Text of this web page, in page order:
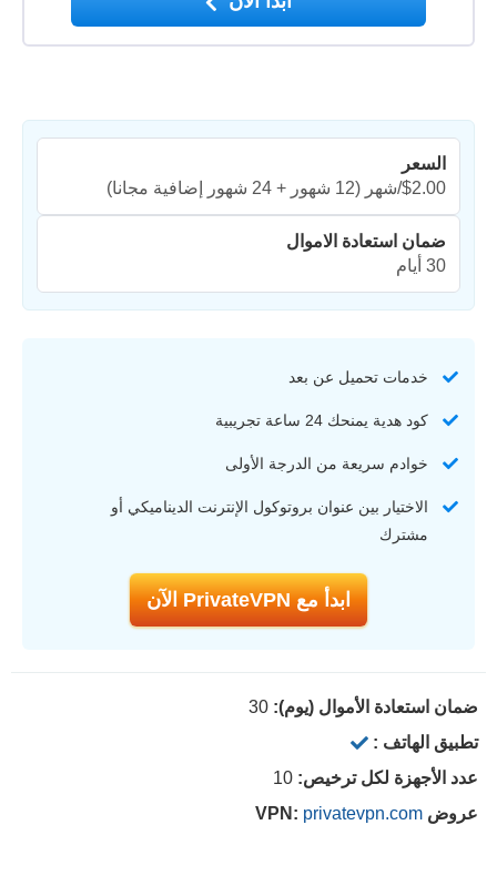
السعر
$2.00/شهر
(12 شهور + 24 شهور إضافية مجانا)
ضمان استعادة الاموال
30 أيام
خدمات تحميل عن بعد
كود هدية يمنحك 24 ساعة تجريبية
خوادم سريعة من الدرجة الأولى
الاختيار بين عنوان بروتوكول الإنترنت الديناميكي أو
مشترك
ابدأ مع PrivateVPN الآن
ضمان استعادة الأموال (يوم): 30
تطبيق الهاتف :
عدد الأجهزة لكل ترخيص: 10
عروض VPN: privatevpn.com